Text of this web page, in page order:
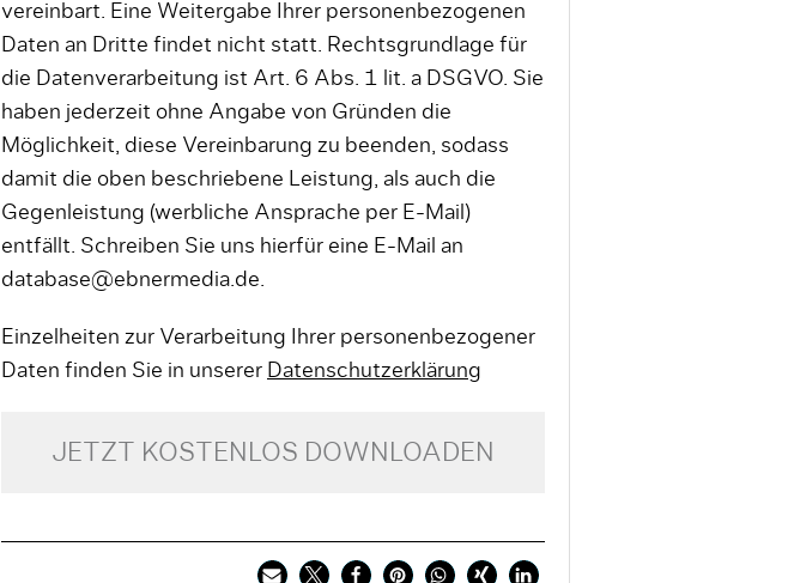
vereinbart. Eine Weitergabe Ihrer personenbezogenen
Daten an Dritte findet nicht statt. Rechtsgrundlage für
die Datenverarbeitung ist Art. 6 Abs. 1 lit. a DSGVO. Sie
haben jederzeit ohne Angabe von Gründen die
Möglichkeit, diese Vereinbarung zu beenden, sodass
damit die oben beschriebene Leistung, als auch die
Gegenleistung (werbliche Ansprache per E-Mail)
entfällt. Schreiben Sie uns hierfür eine E-Mail an
database@ebnermedia.de.
Einzelheiten zur Verarbeitung Ihrer personenbezogener
Daten finden Sie in unserer Datenschutzerklärung
JETZT KOSTENLOS DOWNLOADEN